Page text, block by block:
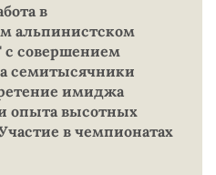
в
альпинистском
с совершением
семитысячники
имиджа
опыта высотных
в чемпионатах